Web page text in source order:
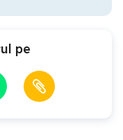
pe